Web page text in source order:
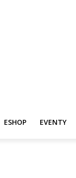
ESHOP EVENTY